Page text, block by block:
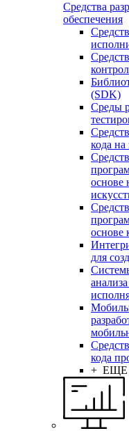
Средства
обеспечения
(SDK)
Среды
кода на
основе
основе
для
кода
+ ЕЩЕ